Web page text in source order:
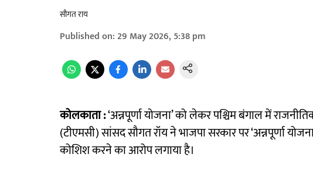
सौगत राय
Published on:29 May 2026, 5:38 pm
कोलकाता :‘अन्नपूर्णा योजना’ को लेकर पश्चिम बंगाल में
(टीएमसी) सांसद सौगत रॉय ने भाजपा सरकार पर ‘अन्नपूर्णा
कोशिश करने का आरोप लगाया है।